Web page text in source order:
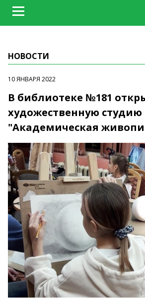
НОВОСТИ
10 ЯНВАРЯ 2022
В библиотеке №181
художественную студию
"Академическая